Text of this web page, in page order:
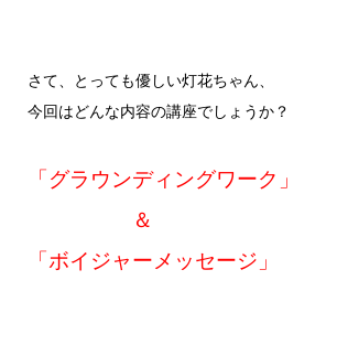
さて、とっても優しい灯花ちゃん、
今回はどんな内容の講座でしょうか？
「グラウンディングワーク」
＆
「ボイジャーメッセージ」